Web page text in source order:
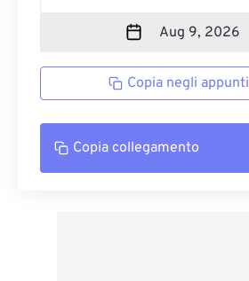
Copia negli appunti
Copia collegamento